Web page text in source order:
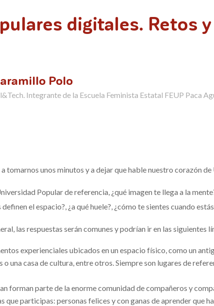
digitales. Retos
Polo
Integrante de la Escuela Feminista Estatal FEUP Paca
tomarnos unos minutos y a dejar que hable nuestro corazón
Popular de referencia, ¿qué imagen te llega a la
el espacio?, ¿a qué huele?, ¿cómo te sientes cuando
las respuestas serán comunes y podrían ir en las siguientes
experienciales ubicados en un espacio físico, como un
o una casa de cultura, entre otros. Siempre son lugares de
forman parte de la enorme comunidad de compañeros y
que participas: personas felices y con ganas de aprender que